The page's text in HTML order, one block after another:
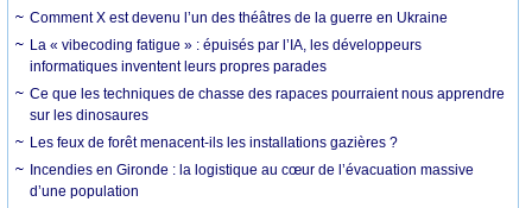
Comment X est devenu l’un des théâtres de la guerre en Ukraine
La « vibecoding fatigue » : épuisés par l’IA, les développeurs
informatiques inventent leurs propres parades
Ce que les techniques de chasse des rapaces pourraient nous apprendre
sur les dinosaures
Les feux de forêt menacent-ils les installations gazières ?
Incendies en Gironde : la logistique au cœur de l’évacuation massive
d’une population